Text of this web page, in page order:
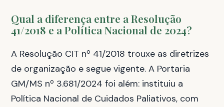
Qual a diferença entre a Resolução
41/2018 e a Política Nacional de 2024?
A Resolução CIT nº 41/2018 trouxe as diretrizes
de organização e segue vigente. A Portaria
GM/MS nº 3.681/2024 foi além: instituiu a
Política Nacional de Cuidados Paliativos, com